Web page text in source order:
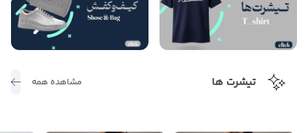
تیشرت ها مشاهده همه